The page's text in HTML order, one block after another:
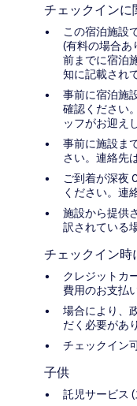
チェックインに
この宿泊施設
(有料の場合あ
前までに宿泊
知に記載され
事前に宿泊施
確認ください
ッフがお迎え
事前に施設ま
さい。連絡先
ご到着が深夜
ください。連
施設から提供
訳されている
チェックイン時
クレジットカ
費用のお支払
場合により、
だく必要があ
チェックイン
子供
託児サービス